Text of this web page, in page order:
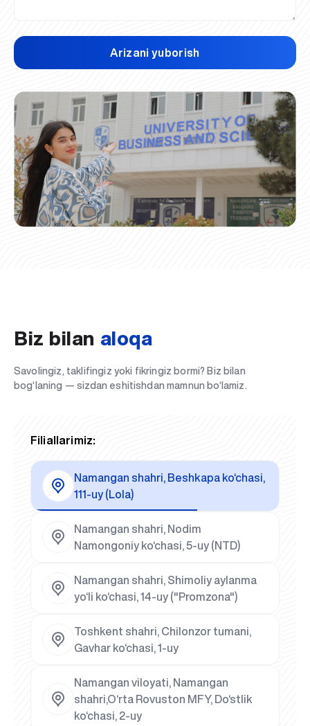
Arizani yuborish
Biz bilan aloqa
Savolingiz, taklifingiz yoki fikringiz bormi? Biz bilan
bog‘laning — sizdan eshitishdan mamnun bo‘lamiz.
Filiallarimiz:
Namangan shahri, Beshkapa ko‘chasi,
111-uy (Lola)
Namangan shahri, Nodim
Namongoniy ko‘chasi, 5-uy (NTD)
Namangan shahri, Shimoliy aylanma
yo‘li ko‘chasi, 14-uy ("Promzona")
Toshkent shahri, Chilonzor tumani,
Gavhar ko‘chasi, 1-uy
Namangan viloyati, Namangan
shahri,O‘rta Rovuston MFY, Do‘stlik
ko‘chasi, 2-uy